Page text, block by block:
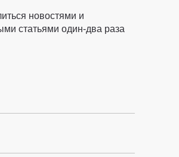
новостями и
статьями один-два раза